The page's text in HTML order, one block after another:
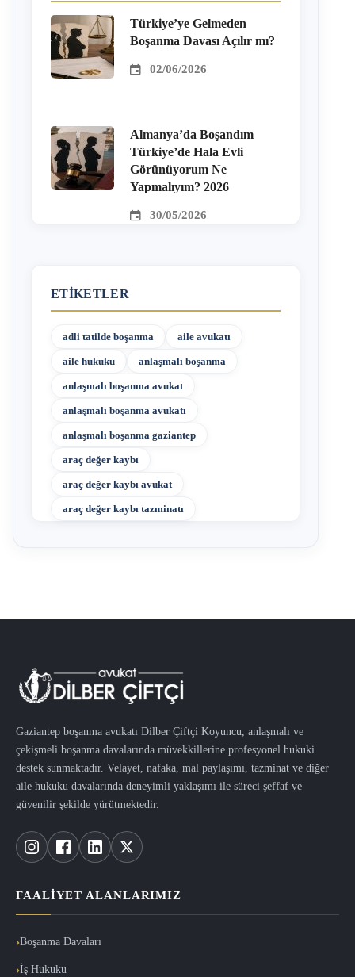
Türkiye’ye Gelmeden
Boşanma Davası Açılır mı?
02/06/2026
Almanya’da Boşandım
Türkiye’de Hala Evli
Görünüyorum Ne
Yapmalıyım? 2026
30/05/2026
ETIKETLER
adli tatilde boşanma aile avukatı
aile hukuku anlaşmalı boşanma
anlaşmalı boşanma avukat
anlaşmalı boşanma avukatı
anlaşmalı boşanma gaziantep
araç değer kaybı
araç değer kaybı avukat
araç değer kaybı tazminatı
Gaziantep boşanma avukatı Dilber Çiftçi Koyuncu, anlaşmalı ve
çekişmeli boşanma davalarında müvekkillerine profesyonel hukuki
destek sunmaktadır. Velayet, nafaka, mal paylaşımı, tazminat ve diğer
aile hukuku davalarında deneyimli yaklaşımı ile süreci şeffaf ve
güvenilir şekilde yürütmektedir.
FAALIYET ALANLARIMIZ
Boşanma Davaları
İş Hukuku